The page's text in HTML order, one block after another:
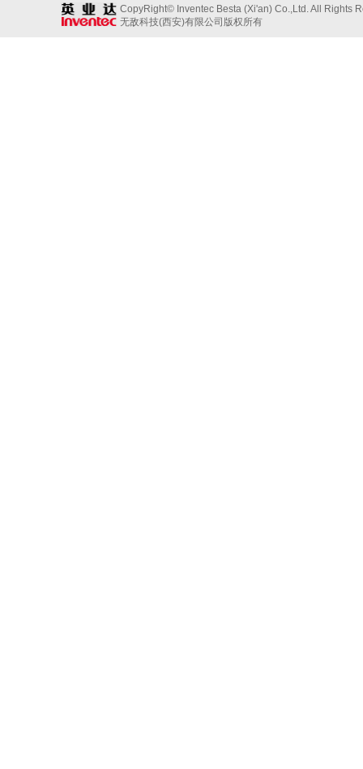
CopyRight© Inventec Besta (Xi'an) Co.,Ltd. All Rights
无敌科技(西安)有限公司版权所有